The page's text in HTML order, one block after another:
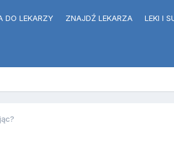
DO LEKARZY ZNAJDŹ LEKARZA LEKI I